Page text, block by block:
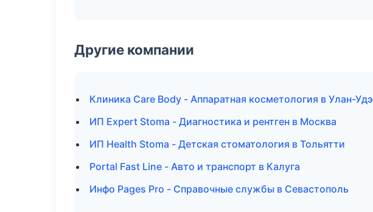
Другие компании
Клиника Care Body - Аппаратная косметология в Улан-Удэ
ИП Expert Stoma - Диагностика и рентген в Москва
ИП Health Stoma - Детская стоматология в Тольятти
Portal Fast Line - Авто и транспорт в Калуга
Инфо Pages Pro - Справочные службы в Севастополь